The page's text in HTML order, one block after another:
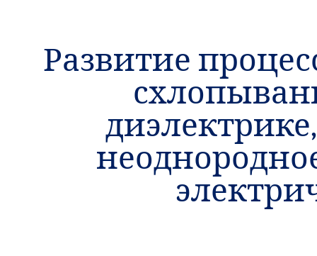
Развитие